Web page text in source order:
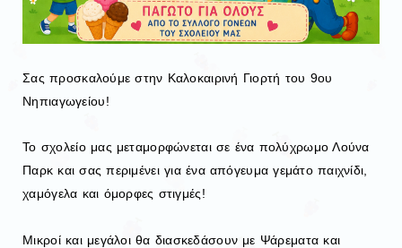
Σας προσκαλούμε στην Καλοκαιρινή Γιορτή του 9ου
Νηπιαγωγείου!
Το σχολείο μας μεταμορφώνεται σε ένα πολύχρωμο Λούνα
Παρκ και σας περιμένει για ένα απόγευμα γεμάτο παιχνίδι,
χαμόγελα και όμορφες στιγμές!
Μικροί και μεγάλοι θα διασκεδάσουν με Ψάρεματα και